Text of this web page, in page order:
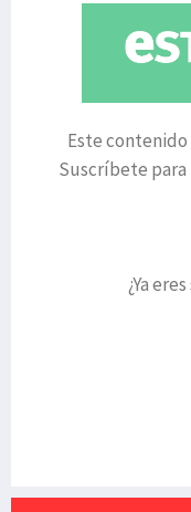
Este
Suscríbete
¿Ya